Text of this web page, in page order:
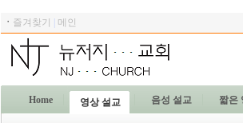
ㆍ 즐겨찾기 메인
Home 영상 설교 음성 설교 짧은